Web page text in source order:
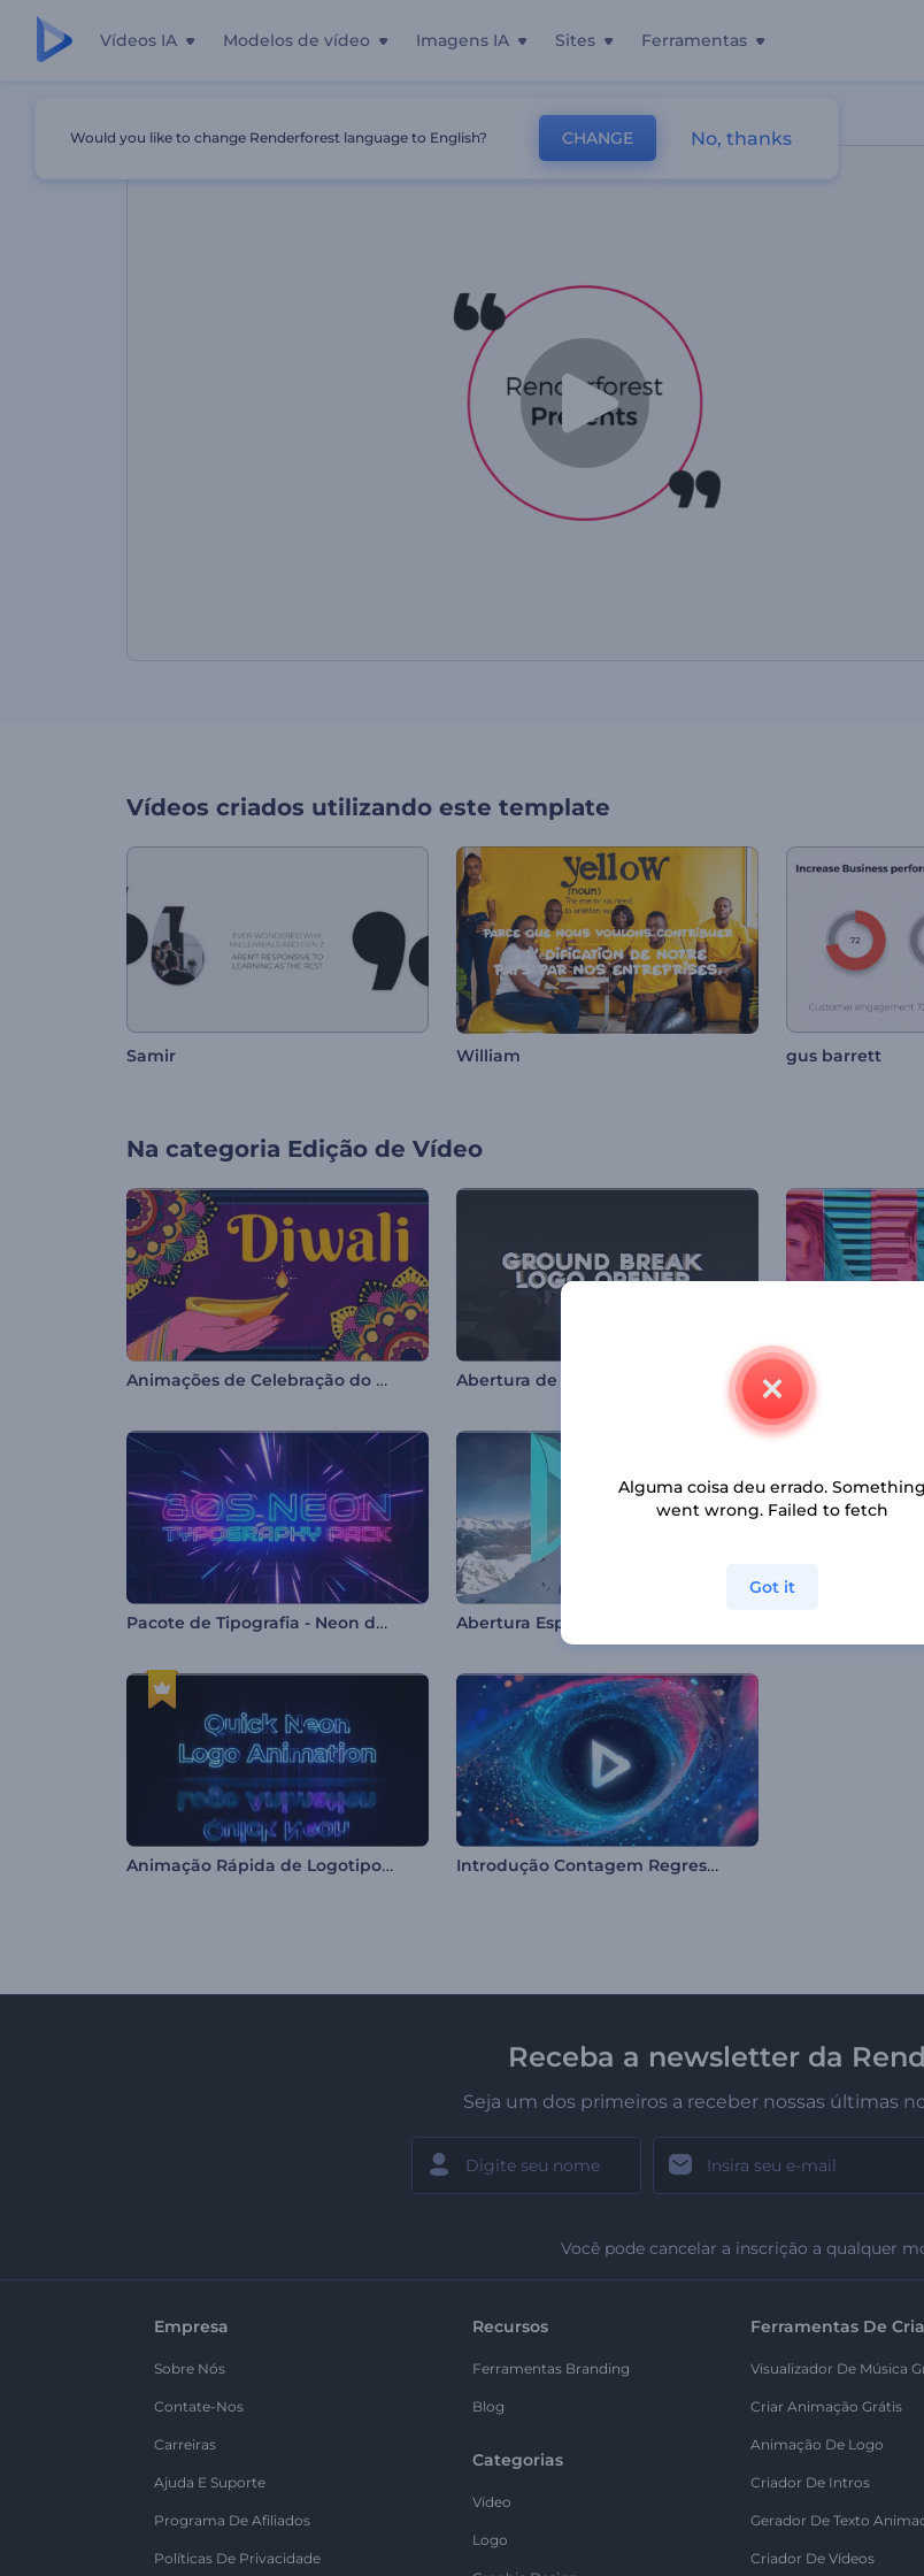
Vídeos IA Modelos de vídeo Imagens IA Sites Ferramentas
Vídeos criados utilizando este template
Samir William gus barrett
Na categoria Edição de Vídeo
Animações de Celebração do Diwali Abertura de Rápida Ruptura Promoção
Pacote de Tipografia - Neon dos Anos 80 Abertura Esportes Radicais
Animação Rápida de Logotipo Neon Introdução Contagem Regressiva do Túnel Cósmico
Receba a newsletter da
Seja um dos primeiros a receber nossas últimas
Você pode cancelar a inscrição a qualquer
Empresa
Sobre Nós
Contate-Nos
Carreiras
Ajuda E Suporte
Programa De Afiliados
Políticas De Privacidade
Recursos
Ferramentas Branding
Blog
Categorias
Vídeo
Logo
Ferramentas De
Visualizador De Música
Criar Animação Grátis
Animação De Logo
Criador De Intros
Gerador De Texto
Criador De Vídeos
Would you like to change Renderforest language to English? CHANGE No, thanks
Alguma coisa deu errado. Something
went wrong. Failed to fetch
Got it